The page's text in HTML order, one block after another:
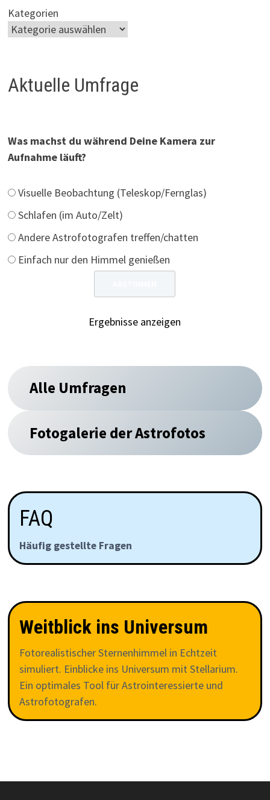
Kategorien
Aktuelle Umfrage
Was machst du während Deine Kamera zur
Aufnahme läuft?
Visuelle Beobachtung (Teleskop/Fernglas)
Schlafen (im Auto/Zelt)
Andere Astrofotografen treffen/chatten
Einfach nur den Himmel genießen
Ergebnisse anzeigen
Alle Umfragen
Fotogalerie der Astrofotos
FAQ
Häufig gestellte Fragen
Weitblick ins Universum
Fotorealistischer Sternenhimmel in Echtzeit
simuliert. Einblicke ins Universum mit Stellarium.
Ein optimales Tool für Astrointeressierte und
Astrofotografen.